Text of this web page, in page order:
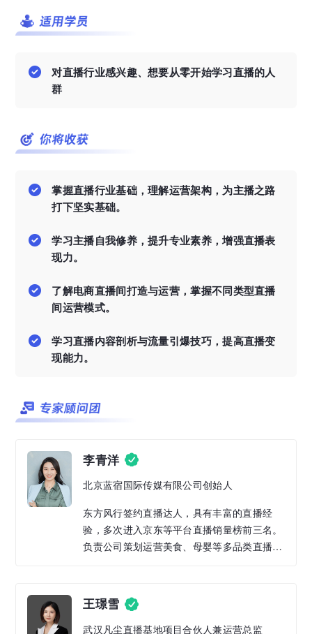
对直播行业感兴趣、想要从零开始学习直播的人
群
掌握直播行业基础，理解运营架构，为主播之路
打下坚实基础。
学习主播自我修养，提升专业素养，增强直播表
现力。
了解电商直播间打造与运营，掌握不同类型直播
间运营模式。
学习直播内容剖析与流量引爆技巧，提高直播变
现能力。
李青洋
北京蓝宿国际传媒有限公司创始人
东方风行签约直播达人，具有丰富的直播经
验，多次进入京东等平台直播销量榜前三名。
负责公司策划运营美食、母婴等多品类直播电
王璟雪
武汉凡尘直播基地项目合伙人兼运营总监